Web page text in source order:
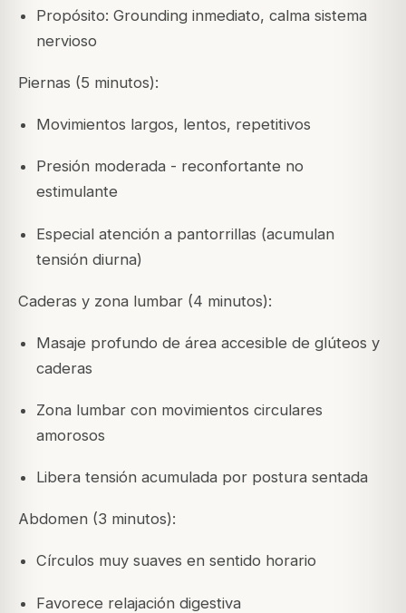
Propósito: Grounding inmediato, calma sistema
nervioso
Piernas (5 minutos):
Movimientos largos, lentos, repetitivos
Presión moderada - reconfortante no
estimulante
Especial atención a pantorrillas (acumulan
tensión diurna)
Caderas y zona lumbar (4 minutos):
Masaje profundo de área accesible de glúteos y
caderas
Zona lumbar con movimientos circulares
amorosos
Libera tensión acumulada por postura sentada
Abdomen (3 minutos):
Círculos muy suaves en sentido horario
Favorece relajación digestiva